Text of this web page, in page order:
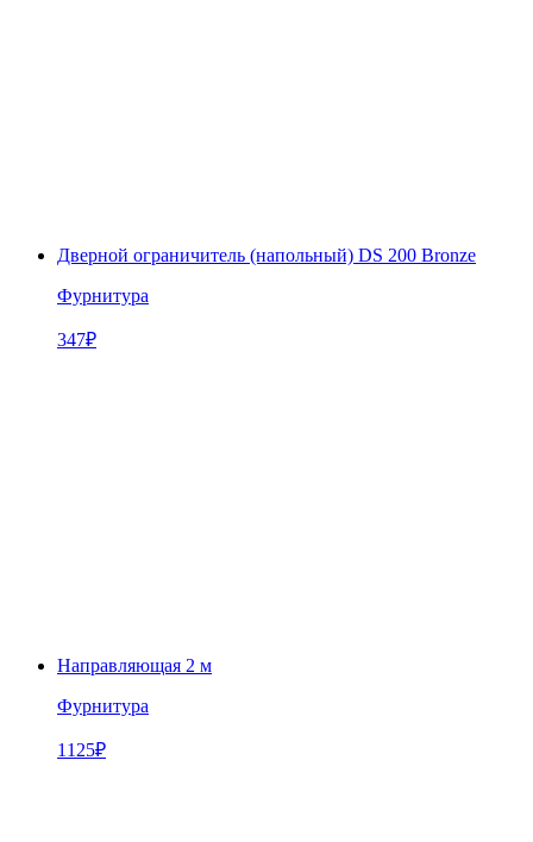
Дверной ограничитель (напольный) DS 200 Bronze
Фурнитура
347₽
Направляющая 2 м
Фурнитура
1125₽